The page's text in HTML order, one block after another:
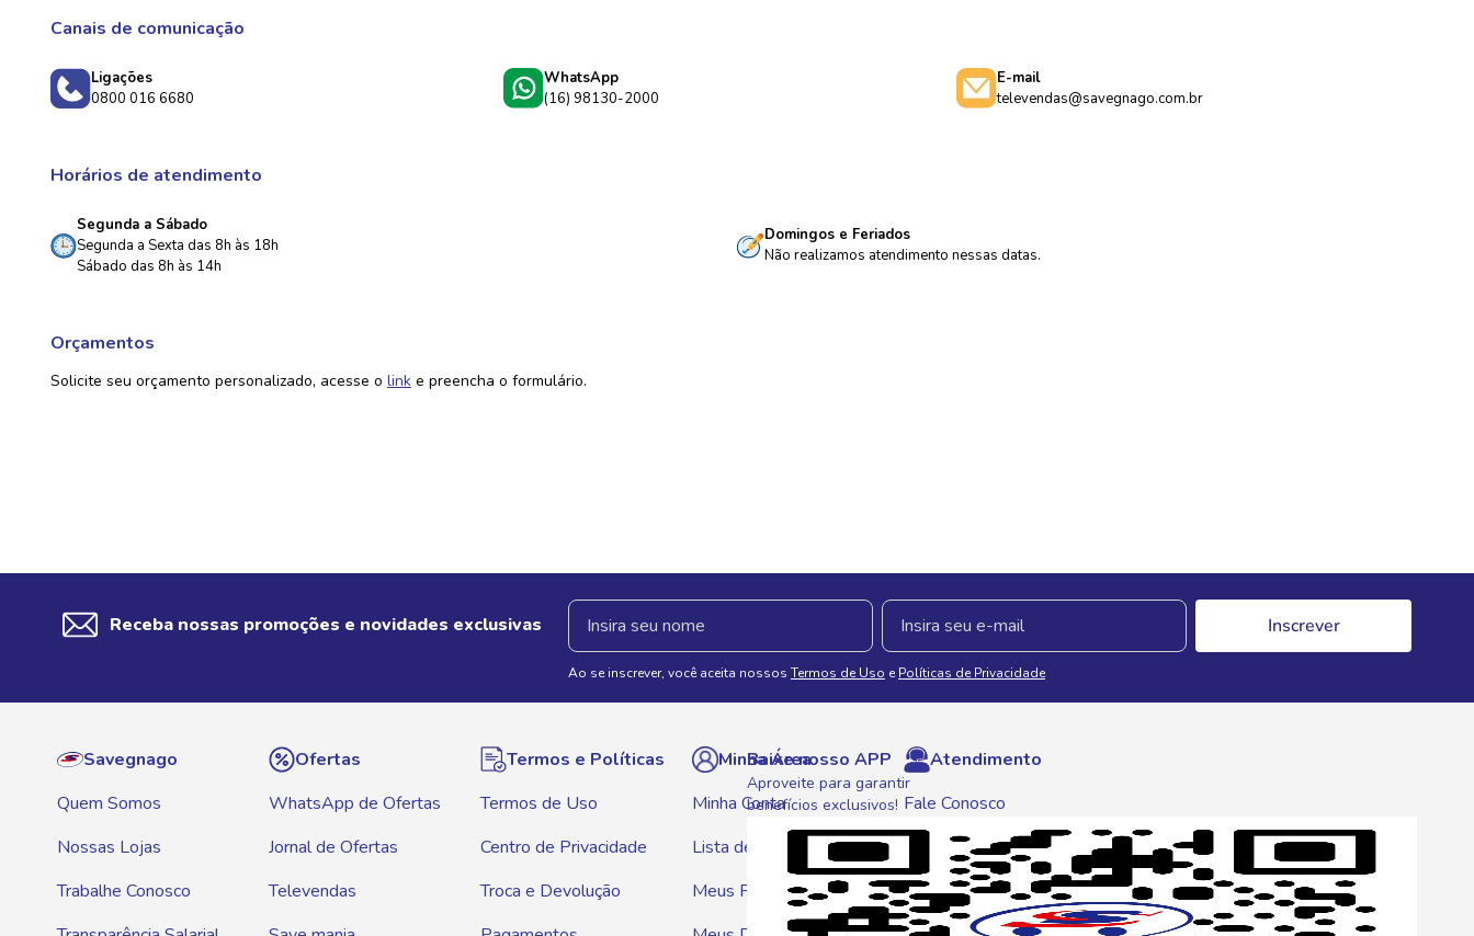
Canais de comunicação
Ligações
0800 016 6680
WhatsApp
(16) 98130-2000
E-mail
televendas@savegnago.com.br
Horários de atendimento
Segunda a Sábado
Segunda a Sexta das 8h às 18h
Sábado das 8h às 14h
Domingos e Feriados
Não realizamos atendimento nessas datas.
Orçamentos
Solicite seu orçamento personalizado, acesse o linke preencha o formulário.
Receba nossas promoções e novidades exclusivas Inscrever
Ao se inscrever, você aceita nossos Termos de Uso e Políticas de Privacidade
Savegnago
Quem Somos
Nossas Lojas
Trabalhe Conosco
Ofertas
WhatsApp de Ofertas
Jornal de Ofertas
Televendas
Termos e Políticas
Termos de Uso
Centro de Privacidade
Troca e Devolução
Minha Área
Minha Conta
Lista de Compras
Meus Pedidos
Atendimento
Fale Conosco
WhatsApp
Telefone
Baixe nosso APP
Aproveite para garantir
benefícios exclusivos!